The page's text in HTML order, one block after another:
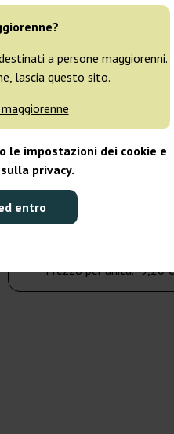
a persone maggiorenni.
lascia questo sito.
le impostazioni dei cookie e
privacy.
entro
5 semi
Spedito in 24h
5 semi
46,00 €
Numero di confezioni:
Prezzo per unità.:9,20 €